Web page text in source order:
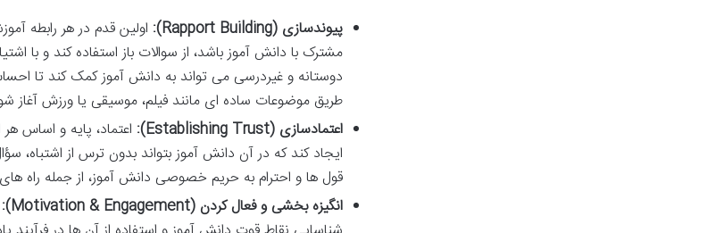
پیوندسازی (Rapport Building):
اولین قدم در هر رابطه
مشترک با دانش آموز باشد، از سوالات باز استفاده کند و
دوستانه و غیردرسی می تواند به دانش آموز کمک کند تا
طریق موضوعات ساده ای مانند فیلم، موسیقی یا ورزش آغاز
اعتمادسازی (Establishing Trust):
اعتماد، پایه و اساس
ایجاد کند که در آن دانش آموز بتواند بدون ترس از
قول ها و احترام به حریم خصوصی دانش آموز، از جمله راه
انگیزه بخشی و فعال کردن (Motivation & Engagement):